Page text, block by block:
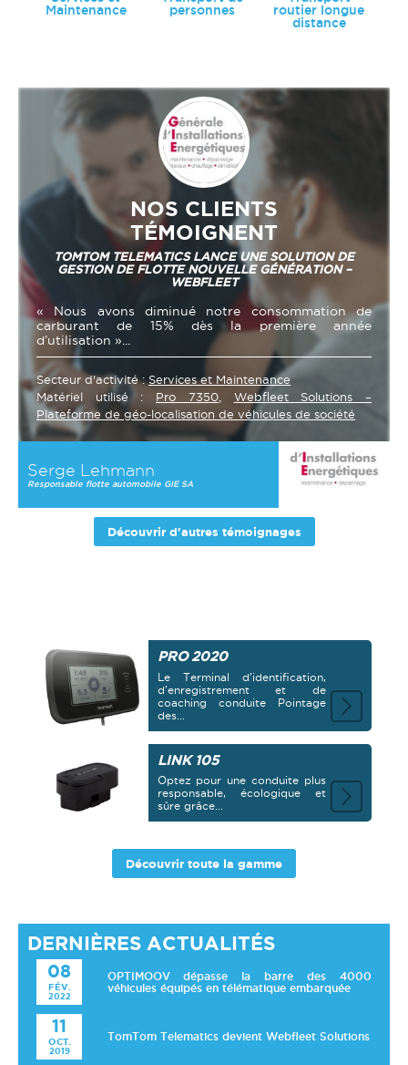
Maintenance
personnes
routier longue
distance
NOS CLIENTS
TÉMOIGNENT
TOMTOM TELEMATICS LANCE UNE SOLUTION DE
GESTION DE FLOTTE NOUVELLE GÉNÉRATION –
WEBFLEET
« Nous avons diminué notre consommation de
carburant de 15% dès la première année
d’utilisation »...
Secteur d'activité :Services et Maintenance
Matériel utilisé : Pro 7350, Webfleet Solutions –
Plateforme de géo-localisation de véhicules de société
Serge Lehmann
Responsable flotte automobile GIE SA
Découvrir d'autres témoignages
PRO 2020
Le Terminal d’identification,
d’enregistrement et de
coaching conduite Pointage
des...
LINK 105
Optez pour une conduite plus
responsable, écologique et
sûre grâce...
Découvrir toute la gamme
DERNIÈRES ACTUALITÉS
08
FÉV.
2022
OPTIMOOV dépasse la barre des 4000
véhicules équipés en télématique embarquée
11
OCT.
2019
TomTom Telematics devient Webfleet Solutions